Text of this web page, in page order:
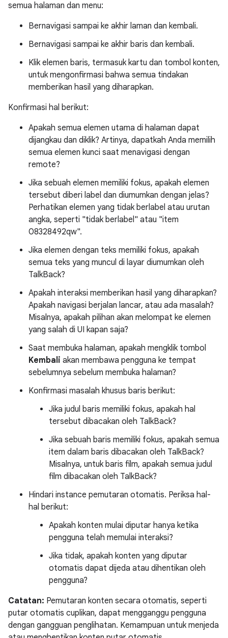
semua halaman dan menu:
Bernavigasi sampai ke akhir laman dan kembali.
Bernavigasi sampai ke akhir baris dan kembali.
Klik elemen baris, termasuk kartu dan tombol konten,
untuk mengonfirmasi bahwa semua tindakan
memberikan hasil yang diharapkan.
Konfirmasi hal berikut:
Apakah semua elemen utama di halaman dapat
dijangkau dan diklik? Artinya, dapatkah Anda memilih
semua elemen kunci saat menavigasi dengan
remote?
Jika sebuah elemen memiliki fokus, apakah elemen
tersebut diberi label dan diumumkan dengan jelas?
Perhatikan elemen yang tidak berlabel atau urutan
angka, seperti "tidak berlabel" atau "item
08328492qw".
Jika elemen dengan teks memiliki fokus, apakah
semua teks yang muncul di layar diumumkan oleh
TalkBack?
Apakah interaksi memberikan hasil yang diharapkan?
Apakah navigasi berjalan lancar, atau ada masalah?
Misalnya, apakah pilihan akan melompat ke elemen
yang salah di UI kapan saja?
Saat membuka halaman, apakah mengklik tombol
Kembali akan membawa pengguna ke tempat
sebelumnya sebelum membuka halaman?
Konfirmasi masalah khusus baris berikut:
Jika judul baris memiliki fokus, apakah hal
tersebut dibacakan oleh TalkBack?
Jika sebuah baris memiliki fokus, apakah semua
item dalam baris dibacakan oleh TalkBack?
Misalnya, untuk baris film, apakah semua judul
film dibacakan oleh TalkBack?
Hindari instance pemutaran otomatis. Periksa hal-
hal berikut:
Apakah konten mulai diputar hanya ketika
pengguna telah memulai interaksi?
Jika tidak, apakah konten yang diputar
otomatis dapat dijeda atau dihentikan oleh
pengguna?
Catatan: Pemutaran konten secara otomatis, seperti
putar otomatis cuplikan, dapat mengganggu pengguna
dengan gangguan penglihatan. Kemampuan untuk menjeda